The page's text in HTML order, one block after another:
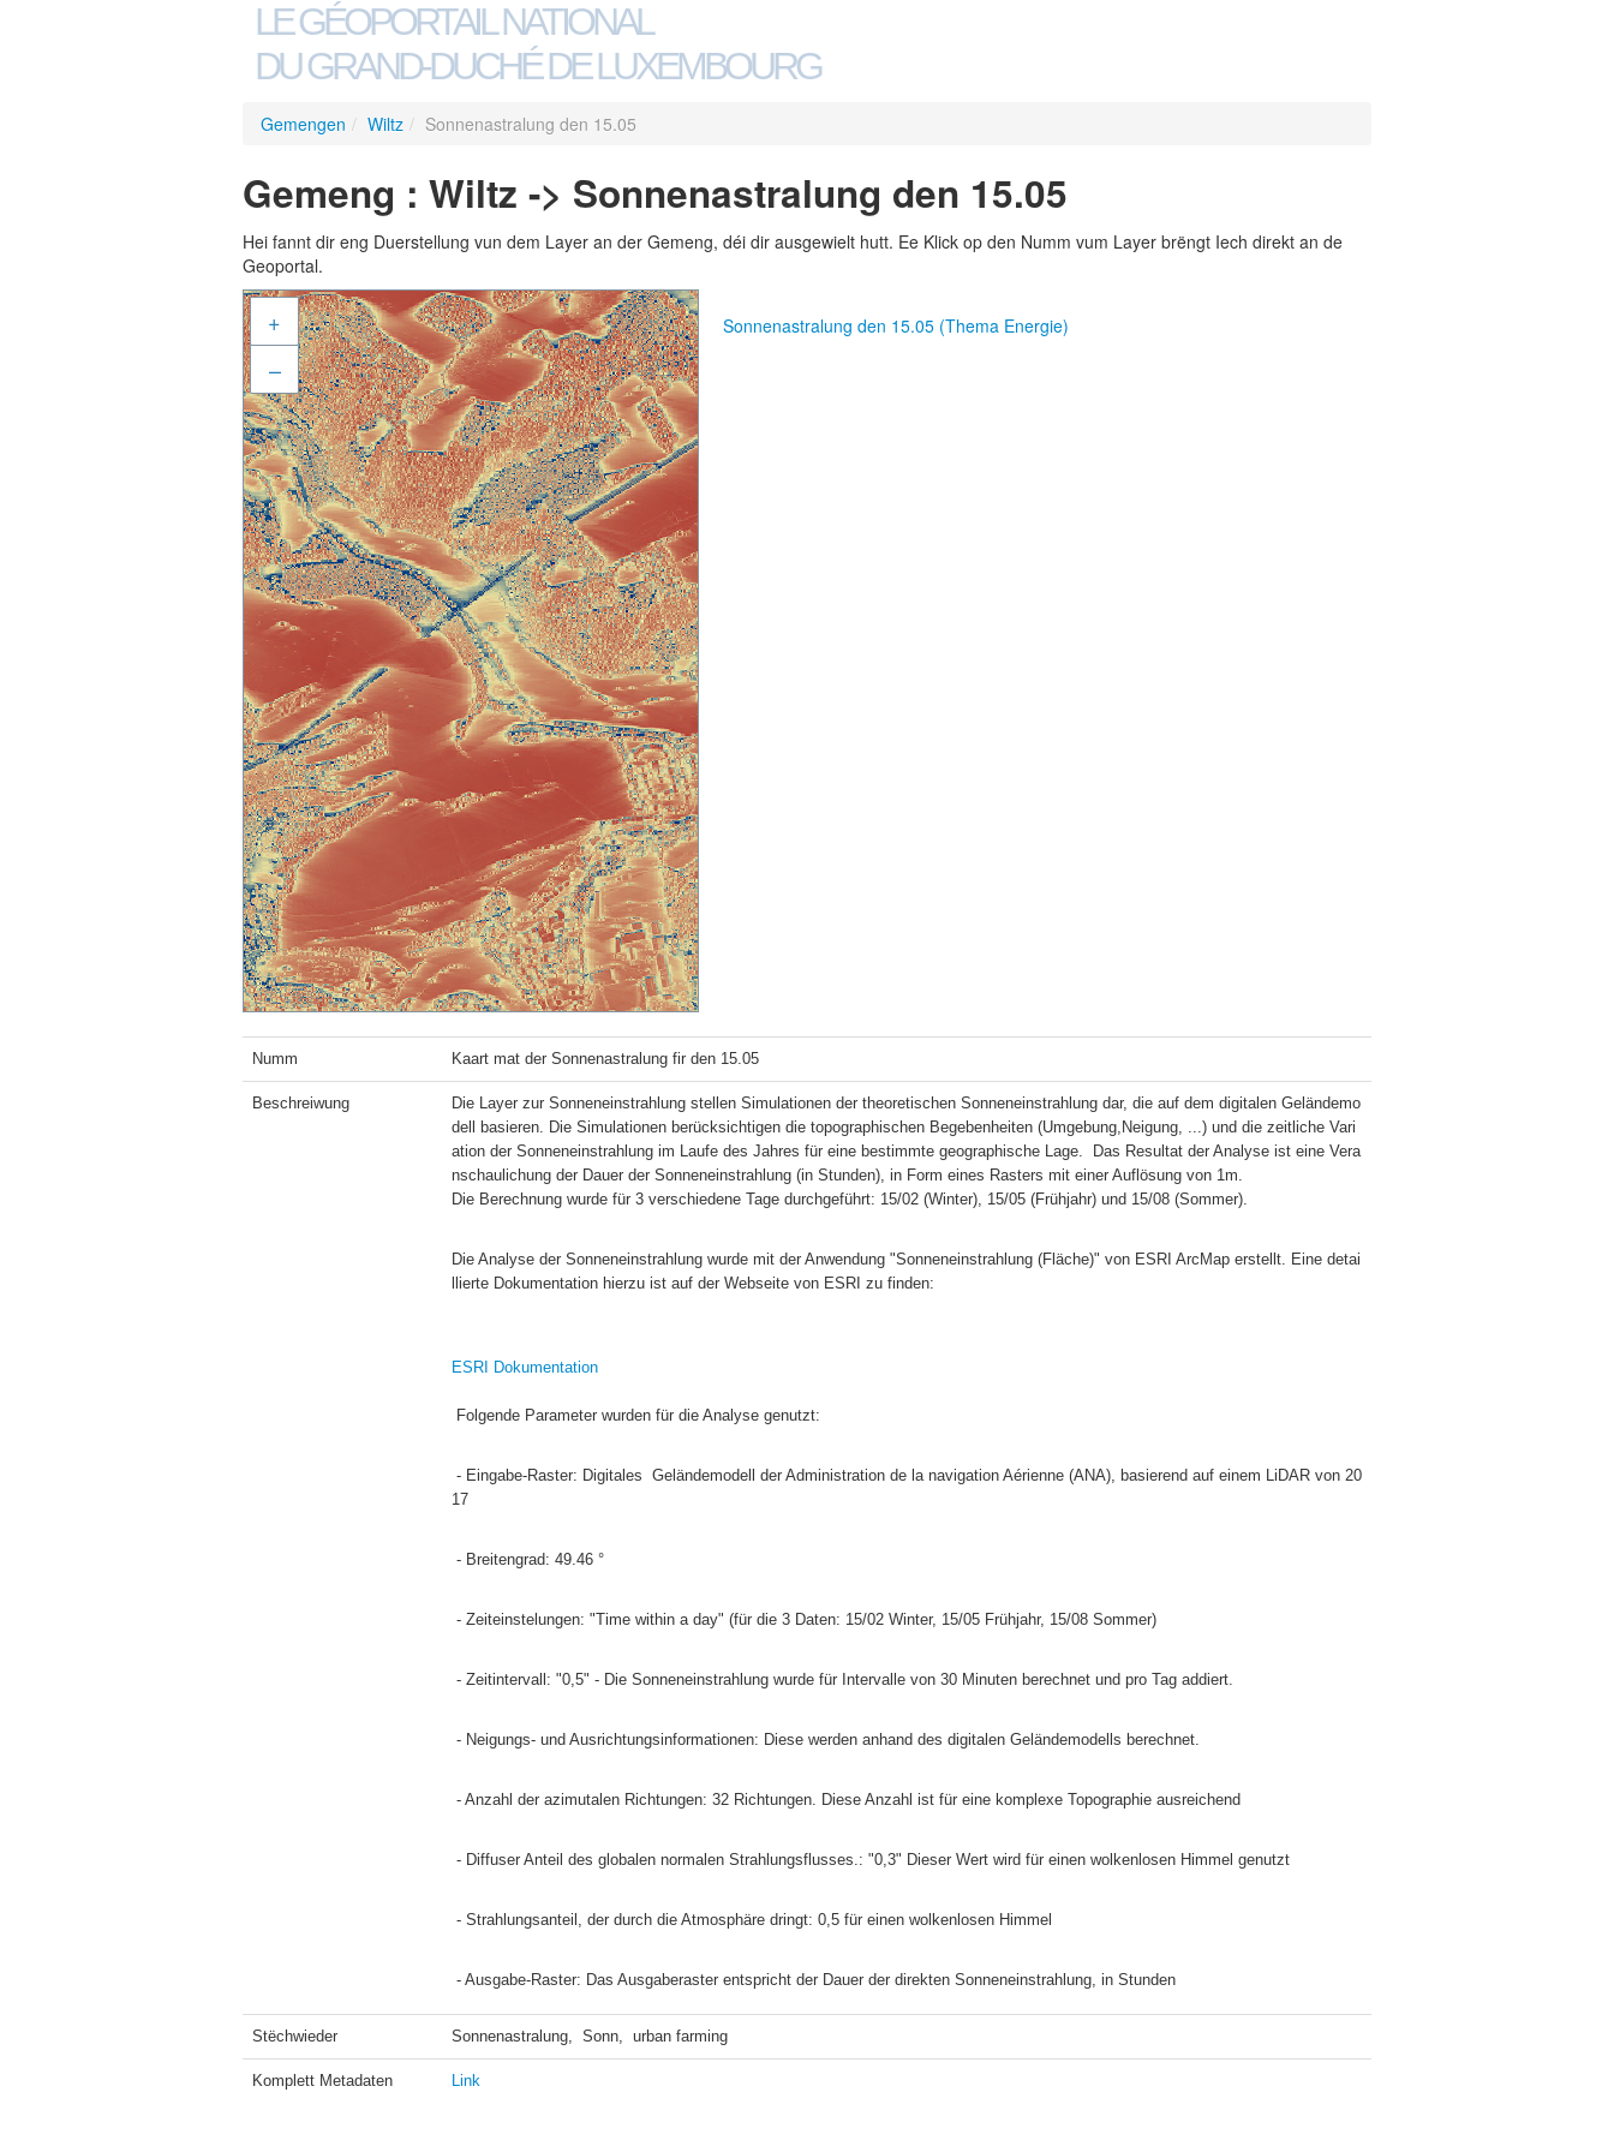
LE GÉOPORTAIL NATIONAL
DU GRAND-DUCHÉ DE LUXEMBOURG
Gemengen / Wiltz / Sonnenastralung den 15.05
Gemeng : Wiltz -> Sonnenastralung den 15.05
Hei fannt dir eng Duerstellung vun dem Layer an der Gemeng, déi dir ausgewielt hutt. Ee Klick op den Numm vum Layer brëngt Iech direkt an de
Geoportal.
+
–
Sonnenastralung den 15.05 (Thema Energie)
Numm Kaart mat der Sonnenastralung fir den 15.05
Beschreiwung
Die Layer zur Sonneneinstrahlung stellen Simulationen der theoretischen Sonneneinstrahlung dar, die auf dem digitalen Geländemo
dell basieren. Die Simulationen berücksichtigen die topographischen Begebenheiten (Umgebung,Neigung, ...) und die zeitliche Vari
ation der Sonneneinstrahlung im Laufe des Jahres für eine bestimmte geographische Lage.  Das Resultat der Analyse ist eine Vera
nschaulichung der Dauer der Sonneneinstrahlung (in Stunden), in Form eines Rasters mit einer Auflösung von 1m.
Die Berechnung wurde für 3 verschiedene Tage durchgeführt: 15/02 (Winter), 15/05 (Frühjahr) und 15/08 (Sommer).
Die Analyse der Sonneneinstrahlung wurde mit der Anwendung "Sonneneinstrahlung (Fläche)" von ESRI ArcMap erstellt. Eine detai
llierte Dokumentation hierzu ist auf der Webseite von ESRI zu finden:
ESRI Dokumentation
Folgende Parameter wurden für die Analyse genutzt:
17
- Breitengrad: 49.46 °
- Zeiteinstelungen: "Time within a day" (für die 3 Daten: 15/02 Winter, 15/05 Frühjahr, 15/08 Sommer)
- Zeitintervall: "0,5" - Die Sonneneinstrahlung wurde für Intervalle von 30 Minuten berechnet und pro Tag addiert.
- Neigungs- und Ausrichtungsinformationen: Diese werden anhand des digitalen Geländemodells berechnet.
- Anzahl der azimutalen Richtungen: 32 Richtungen. Diese Anzahl ist für eine komplexe Topographie ausreichend
- Diffuser Anteil des globalen normalen Strahlungsflusses.: "0,3" Dieser Wert wird für einen wolkenlosen Himmel genutzt
- Strahlungsanteil, der durch die Atmosphäre dringt: 0,5 für einen wolkenlosen Himmel
- Ausgabe-Raster: Das Ausgaberaster entspricht der Dauer der direkten Sonneneinstrahlung, in Stunden
Stëchwieder Sonnenastralung,  Sonn,  urban farming
Komplett Metadaten Link